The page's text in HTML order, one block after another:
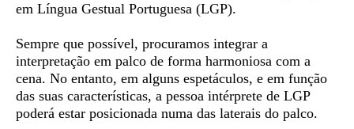
em Língua Gestual Portuguesa (LGP).
Sempre que possível, procuramos integrar a
interpretação em palco de forma harmoniosa com a
cena. No entanto, em alguns espetáculos, e em função
das suas características, a pessoa intérprete de LGP
poderá estar posicionada numa das laterais do palco.